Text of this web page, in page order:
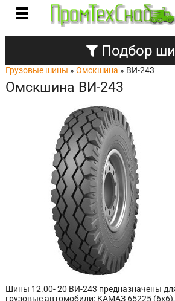
Подбор
Грузовые шины » Омскшина » ВИ-243
Омскшина ВИ-243
Шины 12.00- 20 ВИ-243 предназначены
грузовые автомобили: КАМАЗ 65225